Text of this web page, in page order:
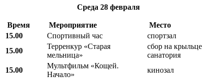
Среда 28 февраля
Время Мероприятие
Место
15.00
Спортивный час
спортзал
15.00
Терренкур «Старая
мельница»
сбор на крыльце
санатория
15.00
Мультфильм «Кощей.
Начало»
кинозал